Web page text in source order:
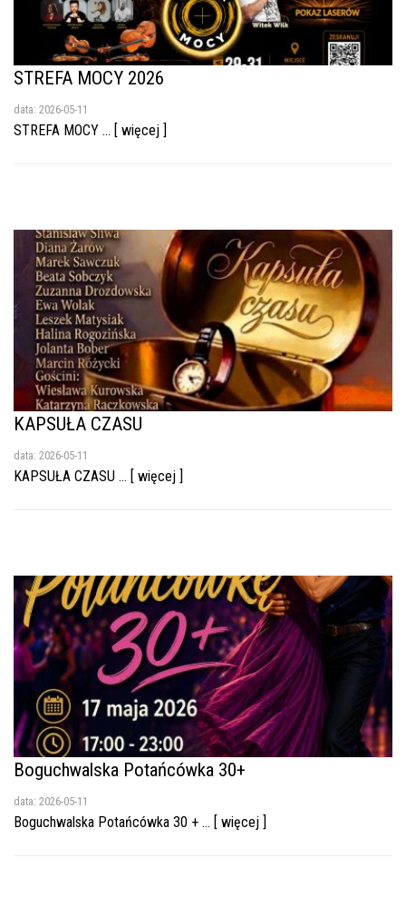
STREFA MOCY 2026
data: 2026-05-11
STREFA MOCY ... [ więcej ]
KAPSUŁA CZASU
data: 2026-05-11
KAPSUŁA CZASU ... [ więcej ]
Boguchwalska Potańcówka 30+
data: 2026-05-11
Boguchwalska Potańcówka 30 + ... [ więcej ]